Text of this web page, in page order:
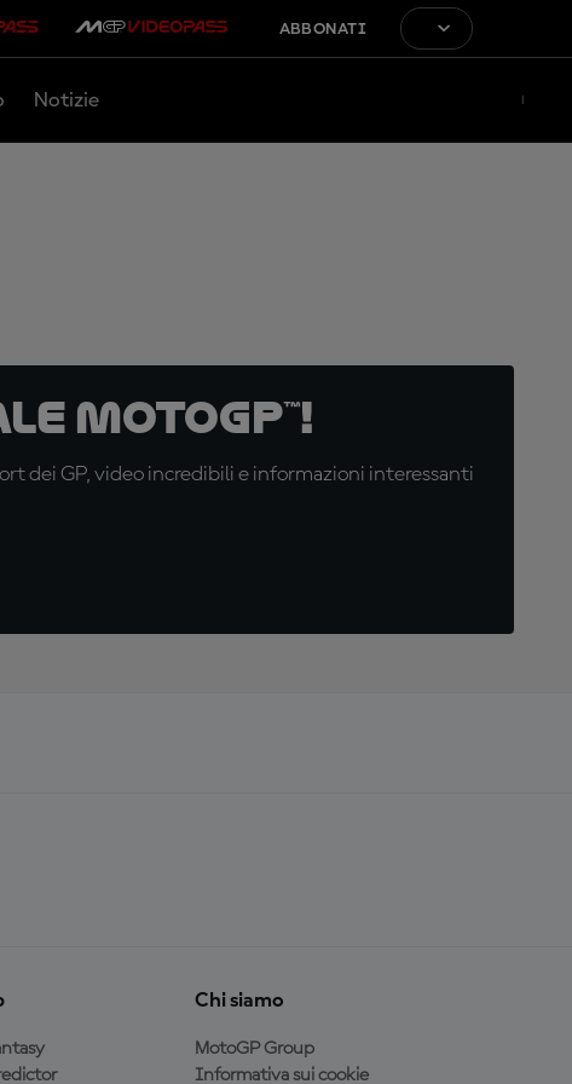
ABBONATI
Notizie
MotoGP™!
dei GP, video incredibili e informazioni interessanti
Chi siamo
MotoGP Group
Informativa sui cookie